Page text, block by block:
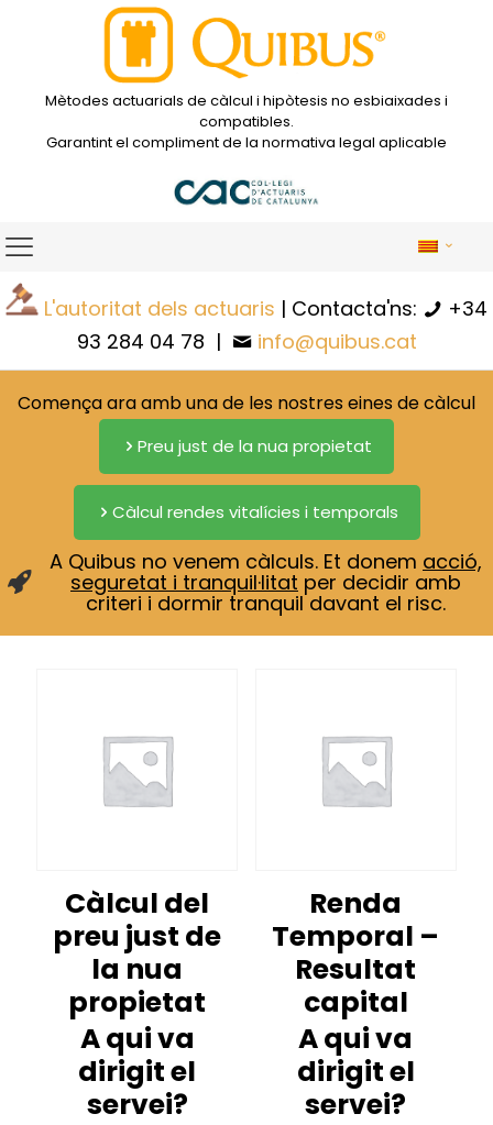
Mètodes actuarials de càlcul i hipòtesis no esbiaixades i
compatibles.
Garantint el compliment de la normativa legal aplicable
L'autoritat dels actuaris | Contacta'ns:
+34
93 284 04 78 | info@quibus.cat
A Quibus no venem càlculs. Et donem acció,
seguretat i tranquil·litat per decidir amb
criteri i dormir tranquil davant el risc.
Comença ara amb una de les nostres eines de càlcul
Preu just de la nua propietat
Càlcul rendes vitalícies i temporals
Càlcul del
preu just de
la nua
propietat
A qui va
dirigit el
servei?
Renda
Temporal –
Resultat
capital
A qui va
dirigit el
servei?